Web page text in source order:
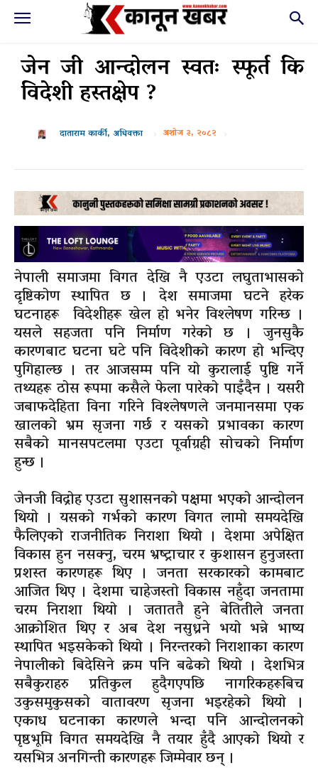
जेन जी आन्दोलन स्वतः स्फूर्त कि
विदेशी हस्तक्षेप ?
दाताराम कार्की, अधिवक्ता अशोज ३, २०८२
नेपाली समाजमा विगत देखि नै एउटा लघुताभासको
दृष्टिकोण स्थापित छ । देश समाजमा घटने हरेक
घटनाहरू विदेशीहरू खेल हो भनेर विश्लेषण गरिन्छ ।
यसले सहजता पनि निर्माण गरेको छ । जुनसुकै
कारणबाट घटना घटे पनि विदेशीको कारण हो भन्दिए
पुगिहाल्छ । तर आजसम्म पनि यो कुरालाई पुष्टि गर्ने
तथ्यहरू ठोस रूपमा कसैले फेला पारेको पाइँदैन । यसरी
जबाफदेहिता विना गरिने विश्लेषणले जनमानसमा एक
खालको भ्रम सृजना गर्छ र यसको प्रभावका कारण
सबैको मानसपटलमा एउटा पूर्वाग्रही सोचको निर्माण
हुन्छ ।
जेनजी विद्रोह एउटा सुशासनको पक्षमा भएको आन्दोलन
थियो । यसको गर्भको कारण विगत लामो समयदेखि
फैलिएको राजनीतिक निराशा थियो । देशमा अपेक्षित
विकास हुन नसक्नु, चरम भ्रष्ट्राचार र कुशासन हुनुजस्ता
प्रशस्त कारणहरू थिए । जनता सरकारको कामबाट
आजित थिए । देशमा चाहेजस्तो विकास नहुँदा जनतामा
चरम निराशा थियो । जताततै हुने बेतितीले जनता
आक्रोशित थिए र अब देश नसुध्रने भयो भन्ने भाष्य
स्थापित भइसकेको थियो । निरन्तरको निराशाका कारण
नेपालीको बिदेसिने क्रम पनि बढेको थियो । देशभित्र
सबैकुराहरु प्रतिकुल हुदैगएपछि नागरिकहरूबिच
उकुसमुकुसको वातावरण सृजना भइरहेको थियो ।
एकाध घटनाका कारणले भन्दा पनि आन्दोलनको
पृष्ठभूमि विगत समयदेखि नै तयार हुँदै आएको थियो र
यसभित्र अनगिन्ती कारणहरू जिम्मेवार छन् ।